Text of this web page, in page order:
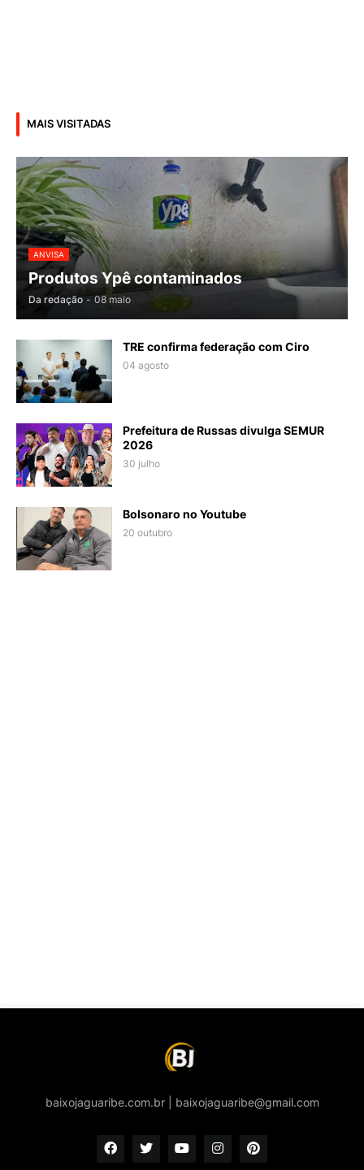
MAIS VISITADAS
ANVISA
Produtos Ypê contaminados
Da redação - 08 maio
TRE confirma federação com Ciro
04 agosto
Prefeitura de Russas divulga SEMUR
2026
30 julho
Bolsonaro no Youtube
20 outubro
baixojaguaribe.com.br | baixojaguaribe@gmail.com